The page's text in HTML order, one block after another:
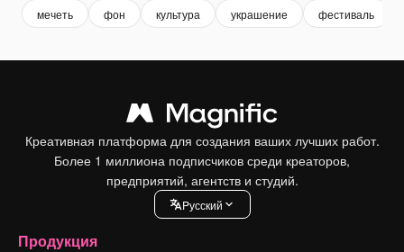
мечеть фон культура украшение фестиваль
Креативная платформа для создания ваших лучших работ.
Более 1 миллиона подписчиков среди креаторов,
предприятий, агентств и студий.
Pусский
Продукция